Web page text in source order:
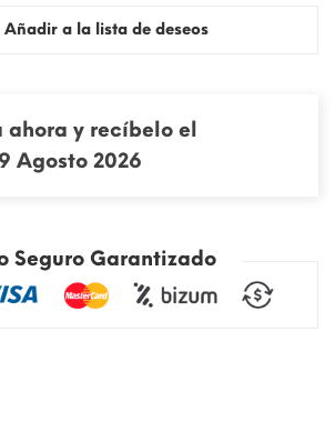
Añadir a la lista de deseos
ahora y recíbelo el
Agosto 2026
Seguro Garantizado